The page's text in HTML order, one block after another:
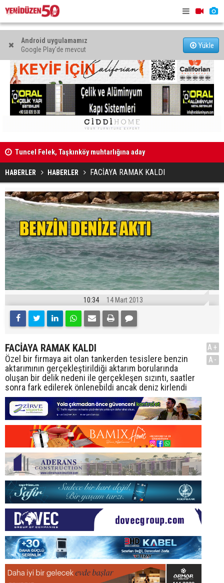
Android uygulamamız
Google Play'de mevcut
Yükle
Tuncel Felek, Taşkınköy muhtarlığına aday
HABERLER HABERLER FACİAYA RAMAK KALDI
10:34 14 Mart 2013
FACİAYA RAMAK KALDI
Özel bir firmaya ait olan tankerden tesislere benzin
aktarımının gerçekleştirildiği aktarım borularında
oluşan bir delik nedeni ile gerçekleşen sızıntı, saatler
sonra fark edilerek önlenebildi ancak deniz kirlendi
A+
A-